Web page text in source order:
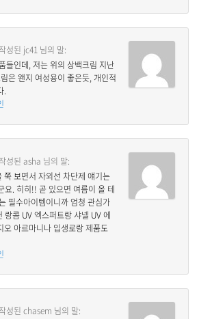
성된 jc41 님의 말:
들인데, 저는 위의 상백크림 지난
은 왠지 여성용이 좋은듯, 개인적
.
성된 asha 님의 말:
보면서 자외선 차단제 얘기는
요. 히히!! 곧 있으면 여름이 올 테
필수아이템이니까 엄청 관심가
랑콤 UV 엑스퍼트랑 샤넬 UV 에
아르마니나 입생로랑 제품도
성된 chasem 님의 말: